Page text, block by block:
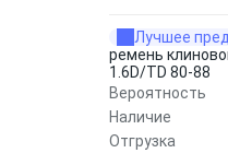
Лучшее
ремень
1.6D/TD 80-88
Вероятность
Наличие
Отгрузка